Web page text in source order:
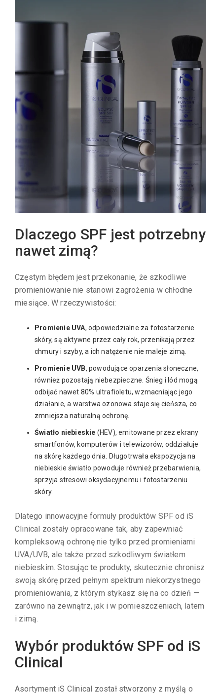
Dlaczego SPF jest potrzebny
nawet zimą?
Częstym błędem jest przekonanie, że szkodliwe
promieniowanie nie stanowi zagrożenia w chłodne
miesiące. W rzeczywistości:
Promienie UVA, odpowiedzialne za fotostarzenie
skóry, są aktywne przez cały rok, przenikają przez
chmury i szyby, a ich natężenie nie maleje zimą.
Promienie UVB, powodujące oparzenia słoneczne,
również pozostają niebezpieczne. Śnieg i lód mogą
odbijać nawet 80% ultrafioletu, wzmacniając jego
działanie, a warstwa ozonowa staje się cieńsza, co
zmniejsza naturalną ochronę.
Światło niebieskie (HEV), emitowane przez ekrany
smartfonów, komputerów i telewizorów, oddziałuje
na skórę każdego dnia. Długotrwała ekspozycja na
niebieskie światło powoduje również przebarwienia,
sprzyja stresowi oksydacyjnemu i fotostarzeniu
skóry.
Dlatego innowacyjne formuły produktów SPF od iS
Clinical zostały opracowane tak, aby zapewniać
kompleksową ochronę nie tylko przed promieniami
UVA/UVB, ale także przed szkodliwym światłem
niebieskim. Stosując te produkty, skutecznie chronisz
swoją skórę przed pełnym spektrum niekorzystnego
promieniowania, z którym stykasz się na co dzień —
zarówno na zewnątrz, jak i w pomieszczeniach, latem
i zimą.
Wybór produktów SPF od iS
Clinical
Asortyment iS Clinical został stworzony z myślą o